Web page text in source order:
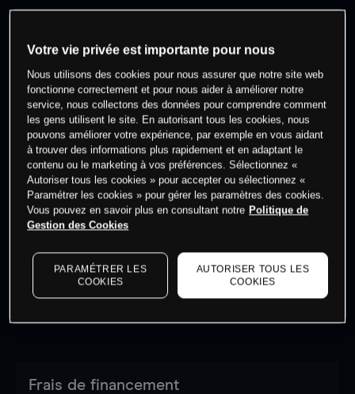
cet actif
Commencez à trader
Les prix sont indicatifs.Connectez-vous pour voir les
dernières données du marché.
Frais de financement
Votre vie privée est importante pour nous
Nous utilisons des cookies pour nous assurer que notre site web
fonctionne correctement et pour nous aider à améliorer notre
service, nous collectons des données pour comprendre comment
les gens utilisent le site. En autorisant tous les cookies, nous
pouvons améliorer votre expérience, par exemple en vous aidant
à trouver des informations plus rapidement et en adaptant le
contenu ou le marketing à vos préférences. Sélectionnez «
Autoriser tous les cookies » pour accepter ou sélectionnez «
Paramétrer les cookies » pour gérer les paramètres des cookies.
Vous pouvez en savoir plus en consultant notre Politique de
Gestion des Cookies
PARAMÉTRER LES
COOKIES
AUTORISER TOUS LES
COOKIES